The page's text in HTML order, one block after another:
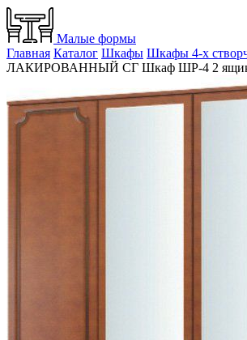
Малые формы
Главная Каталог Шкафы Шкафы 4-х
ЛАКИРОВАННЫЙ СГ Шкаф ШР-4 2